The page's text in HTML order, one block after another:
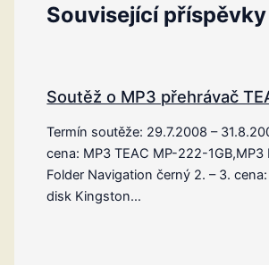
Související příspěvky
Soutěž o MP3 přehrávač
Termín soutěže: 29.7.2008 –
cena: MP3 TEAC MP-222-1GB,MP3
Folder Navigation černý 2. – 3.
disk Kingston…